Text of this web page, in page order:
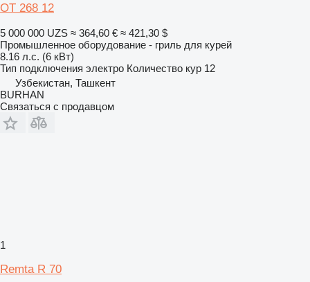
OT 268 12
5 000 000 UZS ≈ 364,60 € ≈ 421,30 $
Промышленное оборудование - гриль для курей
8.16 л.с. (6 кВт)
Тип подключения электро Количество кур 12
Узбекистан, Ташкент
BURHAN
Связаться с продавцом
1
Remta R 70